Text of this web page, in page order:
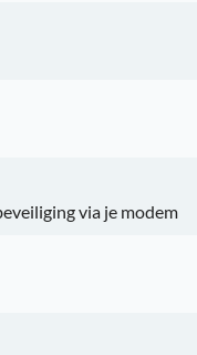
via je modem